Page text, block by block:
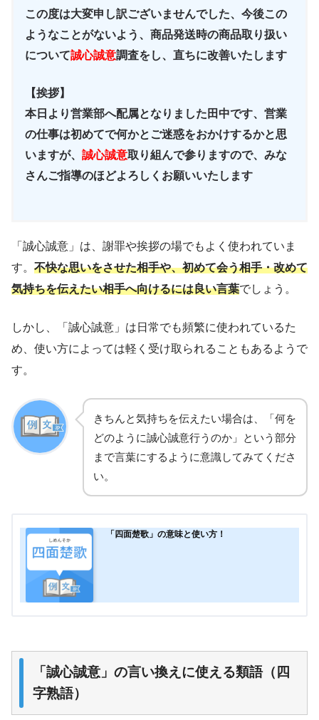
この度は大変申し訳ございませんでした、今後この
ようなことがないよう、商品発送時の商品取り扱い
について誠心誠意調査をし、直ちに改善いたします
【挨拶】
本日より営業部へ配属となりました田中です、営業
の仕事は初めてで何かとご迷惑をおかけするかと思
いますが、 誠心誠意取り組んで参りますので、みな
さんご指導のほどよろしくお願いいたします
「誠心誠意」は、謝罪や挨拶の場でもよく使われていま
す。 不快な思いをさせた相手や、初めて会う相手・改めて
気持ちを伝えたい相手へ向けるには良い言葉でしょう。
しかし、「誠心誠意」は日常でも頻繁に使われているた
め、使い方によっては軽く受け取られることもあるようで
す。
きちんと気持ちを伝えたい場合は、「何を
どのように誠心誠意行うのか」という部分
まで言葉にするように意識してみてくださ
い。
「四面楚歌」の意味と使い方！
「誠心誠意」の言い換えに使える類語（四
字熟語）